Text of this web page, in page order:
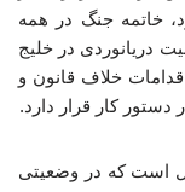
خاتمه جنگ در همه
دریانوردی در خلیج
خلاف قانون و
دستور کار قرار دارد.
است که در وضعیتی